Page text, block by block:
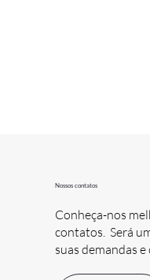
Nossos contatos
Conheça-nos
contatos. Será
suas demandas